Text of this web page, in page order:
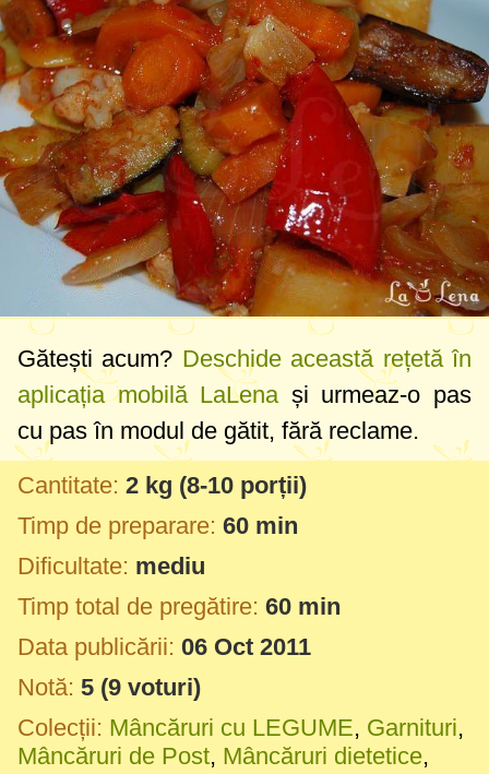
Gătești acum? Deschide această rețetă în
aplicația mobilă LaLena și urmeaz-o pas
cu pas în modul de gătit, fără reclame.
Cantitate: 2 kg (8-10 porții)
Timp de preparare: 60 min
Dificultate: mediu
Timp total de pregătire: 60 min
Data publicării: 06 Oct 2011
Notă: 5 (9 voturi)
Colecții: Mâncăruri cu LEGUME, Garnituri,
Mâncăruri de Post, Mâncăruri dietetice,